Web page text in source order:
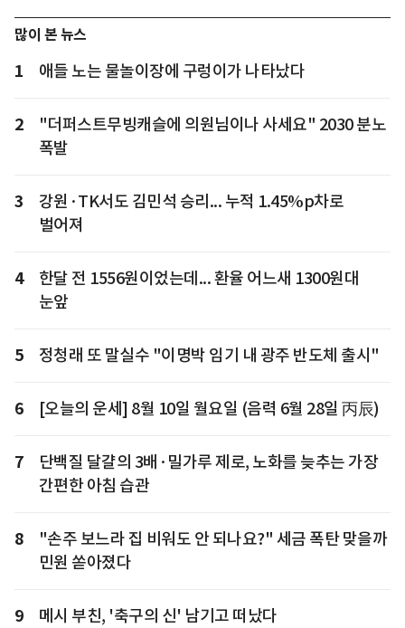
많이 본 뉴스
1 애들 노는 물놀이장에 구렁이가 나타났다
2
"더퍼스트무빙캐슬에 의원님이나 사세요" 2030 분노
폭발
3
강원·TK서도 김민석 승리... 누적 1.45%p차로
벌어져
4
한달 전 1556원이었는데... 환율 어느새 1300원대
눈앞
5 정청래 또 말실수 "이명박 임기 내 광주 반도체 출시"
6 [오늘의 운세] 8월 10일 월요일 (음력 6월 28일 丙辰)
7
단백질 달걀의 3배·밀가루 제로, 노화를 늦추는 가장
간편한 아침 습관
8
"손주 보느라 집 비워도 안 되나요?" 세금 폭탄 맞을까
민원 쏟아졌다
9 메시 부친, '축구의 신' 남기고 떠났다